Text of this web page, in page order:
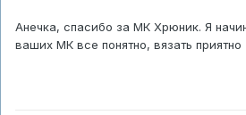
Анечка, спасибо за МК Хрюник. Я
ваших МК все понятно, вязать приятно